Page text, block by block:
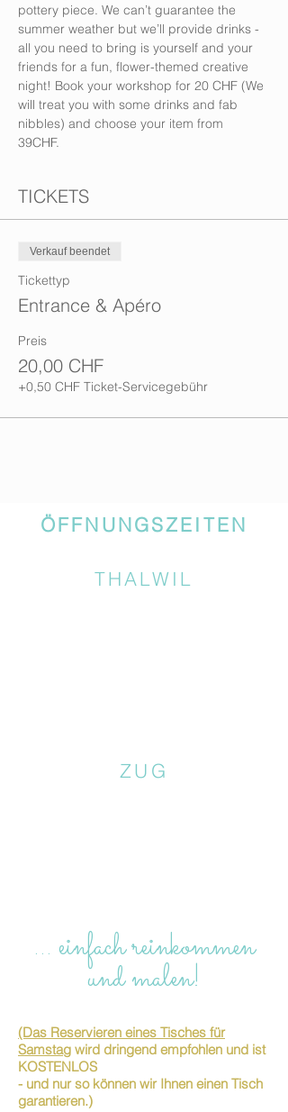
pottery piece. We can’t guarantee the
summer weather but we’ll provide drinks -
all you need to bring is yourself and your
friends for a fun, flower-themed creative
night! Book your workshop for 20 CHF (We
will treat you with some drinks and fab
nibbles) and choose your item from
39CHF.
TICKETS
Verkauf beendet
Tickettyp
Entrance & Apéro
Preis
20,00 CHF
+0,50 CHF Ticket-Servicegebühr
ÖFFNUNGSZEITEN
THALWIL
ZUG
… einfach reinkommen
und malen!
(Das Reservieren eines Tisches für
Samstag wird dringend empfohlen und ist
KOSTENLOS
- und nur so können wir Ihnen einen Tisch
garantieren.)